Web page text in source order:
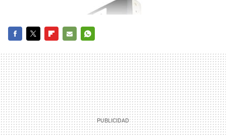
MAIL